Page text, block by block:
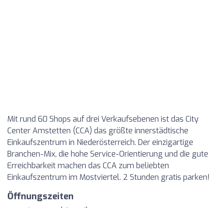
Mit rund 60 Shops auf drei Verkaufsebenen ist das City
Center Amstetten (CCA) das größte innerstädtische
Einkaufszentrum in Niederösterreich. Der einzigartige
Branchen-Mix, die hohe Service-Orientierung und die gute
Erreichbarkeit machen das CCA zum beliebten
Einkaufszentrum im Mostviertel. 2 Stunden gratis parken!
Öffnungszeiten